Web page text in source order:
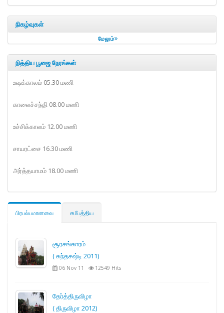
நிகழ்வுகள்
மேலும்
நித்திய பூஜை நேரங்கள்
உஷக்காலம் 05.30 மணி
காலைச்சந்தி 08.00 மணி
உச்சிக்காலம் 12.00 மணி
சாயரட்சை 16.30 மணி
அர்த்தயாமம் 18.00 மணி
பிரபல்பமானவை சமீபத்திய
சூரசங்காரம்
( கந்தசஷ்டி 2011)
06 Nov 11 12549 Hits
தேர்த்திருவிழா
( திருவிழா 2012)